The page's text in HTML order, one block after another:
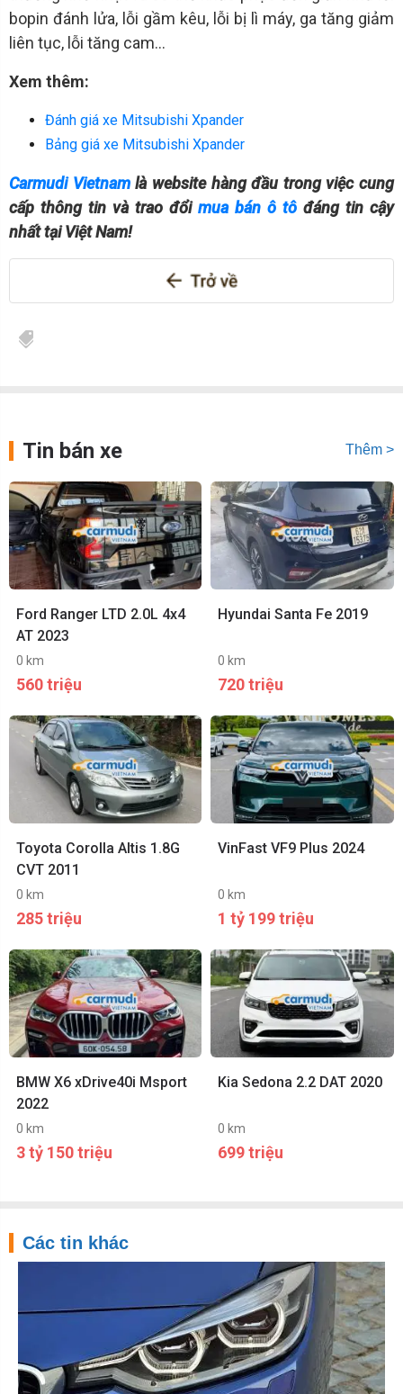
bopin đánh lửa, lỗi gầm kêu, lỗi bị lì máy, ga tăng giảm
liên tục, lỗi tăng cam…
Xem thêm:
Đánh giá xe Mitsubishi Xpander
Bảng giá xe Mitsubishi Xpander
Carmudi Vietnamlà website hàng đầu trong việc cung
cấp thông tin và trao đổi mua bán ô tô đáng tin cậy
nhất tại Việt Nam!
Tin bán xe Thêm >
Ford Ranger LTD 2.0L 4x4
AT 2023
0 km
560 triệu
Hyundai Santa Fe 2019
0 km
720 triệu
Toyota Corolla Altis 1.8G
CVT 2011
0 km
285 triệu
VinFast VF9 Plus 2024
0 km
1 tỷ 199 triệu
BMW X6 xDrive40i Msport
2022
0 km
3 tỷ 150 triệu
Kia Sedona 2.2 DAT 2020
0 km
699 triệu
Các tin khác